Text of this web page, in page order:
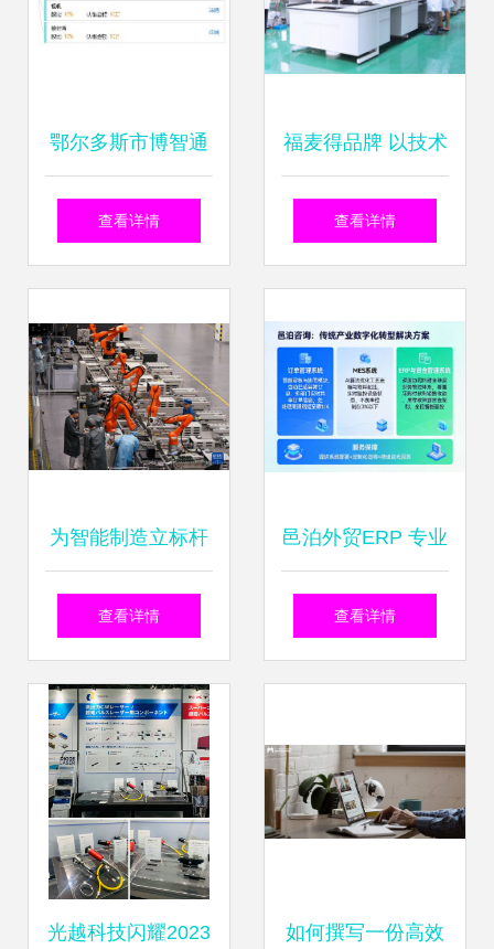
鄂尔多斯市博智通
慧工程技术咨询有
咨询服务与价值解
析
查看详情
福麦得品牌 以技术
快速解决需求，赢
查看详情
为智能制造立标杆
探访浙江“未来工
查看详情
邑泊外贸ERP 专业
软件助力企业全球
查看详情
光越科技闪耀2023 如何撰写一份高效